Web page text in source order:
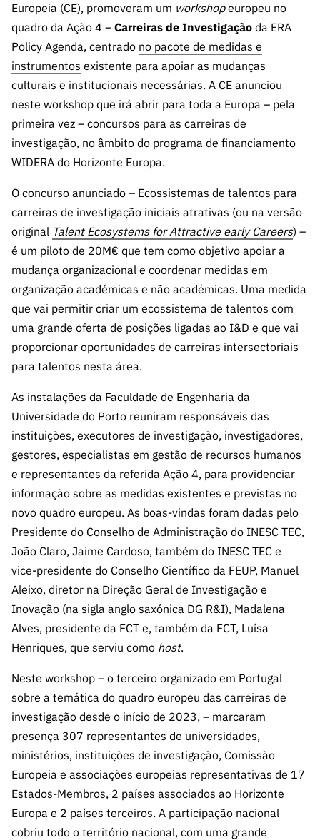
s
públicas
Manifesta
ções de
Interesse
FCCN,
serviços
digitais da
FCT
s
Apoios
PRR –
“Ciência +
Digital” e
“Ciência +
Capacitaç
ão”
Europeia (CE), promoveram um workshopeuropeu no
quadro da Ação 4 – Carreiras de Investigação da ERA
Policy Agenda, centrado no pacote de medidas e
instrumentos existente para apoiar as mudanças
culturais e institucionais necessárias. A CE anunciou
neste workshop que irá abrir para toda a Europa – pela
primeira vez – concursos para as carreiras de
investigação, no âmbito do programa de financiamento
WIDERA do Horizonte Europa.
O concurso anunciado – Ecossistemas de talentos para
carreiras de investigação iniciais atrativas (ou na versão
original Talent Ecosystems for Attractive early Careers) –
é um piloto de 20M€ que tem como objetivo apoiar a
mudança organizacional e coordenar medidas em
organização académicas e não académicas. Uma medida
que vai permitir criar um ecossistema de talentos com
uma grande oferta de posições ligadas ao I&D e que vai
proporcionar oportunidades de carreiras intersectoriais
para talentos nesta área.
As instalações da Faculdade de Engenharia da
Universidade do Porto reuniram responsáveis das
instituições, executores de investigação, investigadores,
gestores, especialistas em gestão de recursos humanos
e representantes da referida Ação 4, para providenciar
informação sobre as medidas existentes e previstas no
novo quadro europeu. As boas-vindas foram dadas pelo
Presidente do Conselho de Administração do INESC TEC,
João Claro, Jaime Cardoso, também do INESC TEC e
vice-presidente do Conselho Científico da FEUP, Manuel
Aleixo, diretor na Direção Geral de Investigação e
Inovação (na sigla anglo saxónica DG R&I), Madalena
Alves, presidente da FCT e, também da FCT, Luísa
Henriques, que serviu como host.
Neste workshop – o terceiro organizado em Portugal
sobre a temática do quadro europeu das carreiras de
investigação desde o início de 2023, – marcaram
presença 307 representantes de universidades,
ministérios, instituições de investigação, Comissão
Europeia e associações europeias representativas de 17
Estados-Membros, 2 países associados ao Horizonte
Europa e 2 países terceiros. A participação nacional
cobriu todo o território nacional, com uma grande